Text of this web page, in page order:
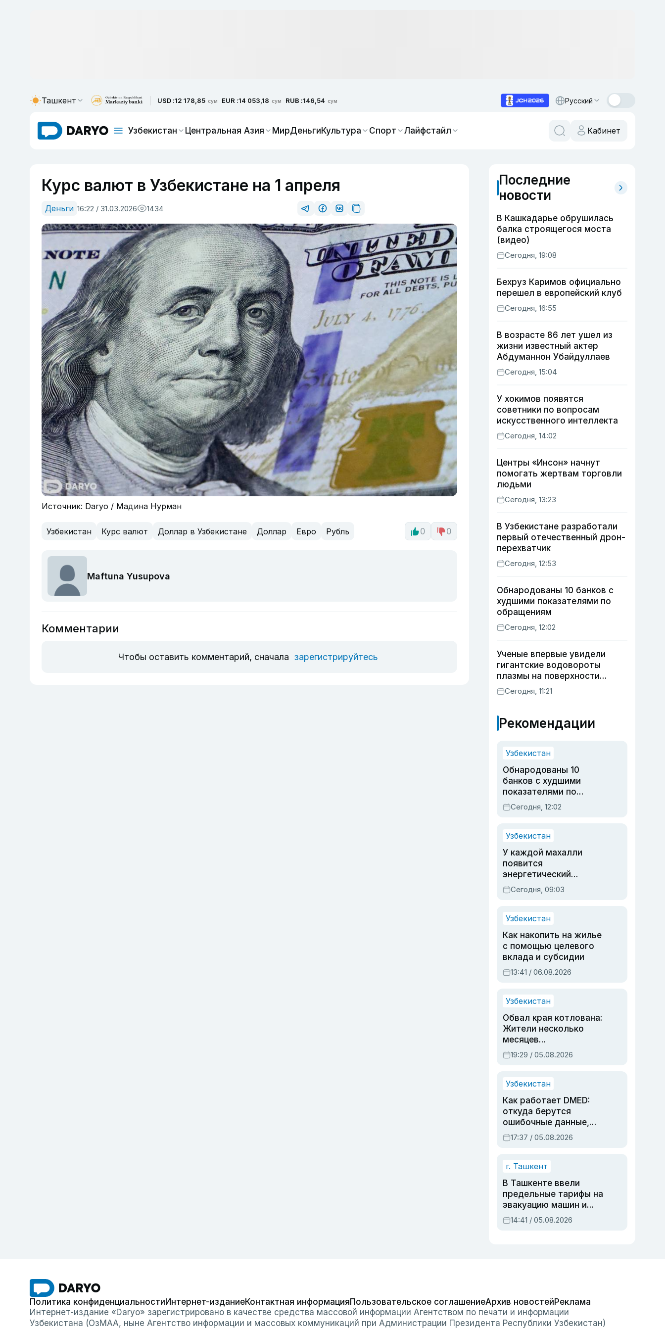
Ташкент USD :12 178,85 сум EUR :14 053,18 сум RUB :146,54 сум Русский
Узбекистан Центральная Азия МирДеньгиКультура Спорт Лайфстайл Кабинет
Курс валют в Узбекистане на 1 апреля
Деньги 16:22 / 31.03.2026 1434
Источник: Daryo / Мадина Нурман
Узбекистан Курс валют Доллар в Узбекистане Доллар Евро Рубль 0 0
Maftuna Yusupova
Комментарии
Чтобы оставить комментарий, сначала зарегистрируйтесь
Последние
новости
В Кашкадарье обрушилась
балка строящегося моста
(видео)
Сегодня, 19:08
Бехруз Каримов официально
перешел в европейский клуб
Сегодня, 16:55
В возрасте 86 лет ушел из
жизни известный актер
Абдуманнон Убайдуллаев
Сегодня, 15:04
У хокимов появятся
советники по вопросам
искусственного интеллекта
Сегодня, 14:02
Центры «Инсон» начнут
помогать жертвам торговли
людьми
Сегодня, 13:23
В Узбекистане разработали
первый отечественный дрон-
перехватчик
Сегодня, 12:53
Обнародованы 10 банков с
худшими показателями по
обращениям
Сегодня, 12:02
Ученые впервые увидели
гигантские водовороты
плазмы на поверхности
Солнца
Сегодня, 11:21
Рекомендации
Узбекистан
Обнародованы 10
банков с худшими
показателями по
обращениям
Сегодня, 12:02
Узбекистан
У каждой махалли
появится
энергетический
паспорт
Сегодня, 09:03
Узбекистан
Как накопить на жилье
с помощью целевого
вклада и субсидии
13:41 / 06.08.2026
Узбекистан
Обвал края котлована:
Жители несколько
месяцев
предупреждали об
опасности, но стройка
19:29 / 05.08.2026
Узбекистан
Как работает DMED:
откуда берутся
ошибочные данные,
дубли аккаунтов и
очереди по онлайн-
17:37 / 05.08.2026
г. Ташкент
В Ташкенте ввели
предельные тарифы на
эвакуацию машин и
штрафстоянки
14:41 / 05.08.2026
Политика конфиденциальностиИнтернет-изданиеКонтактная информацияПользовательское соглашениеАрхив новостейРеклама
Интернет-издание «Daryo» зарегистрировано в качестве средства массовой информации Агентством по печати и информации
Узбекистана (ОзМАА, ныне Агентство информации и массовых коммуникаций при Администрации Президента Республики Узбекистан)